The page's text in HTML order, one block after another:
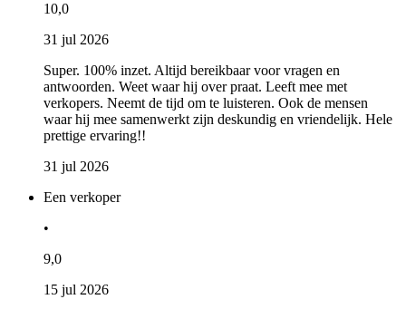
10,0
31 jul 2026
Super. 100% inzet. Altijd bereikbaar voor vragen en
antwoorden. Weet waar hij over praat. Leeft mee met
verkopers. Neemt de tijd om te luisteren. Ook de mensen
waar hij mee samenwerkt zijn deskundig en vriendelijk. Hele
prettige ervaring!!
31 jul 2026
Een verkoper
•
9,0
15 jul 2026